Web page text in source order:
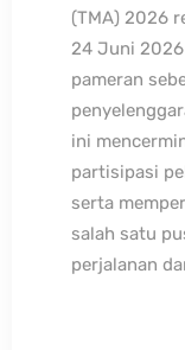
(TMA) 2026
24 Juni 2026
pameran
ini
partisipasi
serta
salah satu
perjalanan